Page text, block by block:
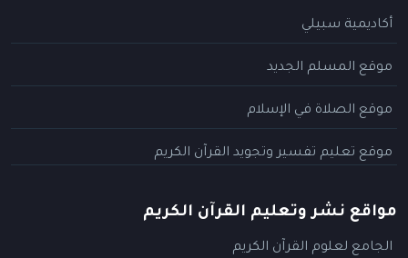
أكاديمية سبيلي
موقع المسلم الجديد
موقع الصلاة في الإسلام
موقع تعليم تفسير وتجويد القرآن الكريم
مواقع نشر وتعليم القرآن الكريم
الجامع لعلوم القرآن الكريم